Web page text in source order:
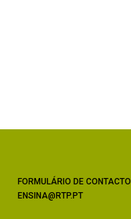
FORMULÁRIO DE CONTACTO
ENSINA@RTP.PT